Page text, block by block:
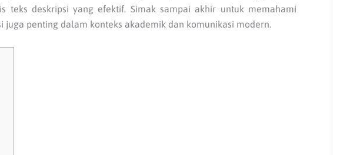
teks deskripsi yang efektif. Simak sampai akhir untuk memahami
penting dalam konteks akademik dan komunikasi modern.